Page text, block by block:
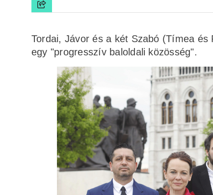
Tordai, Jávor és a két Szabó (Tímea
egy "progresszív baloldali közösség".